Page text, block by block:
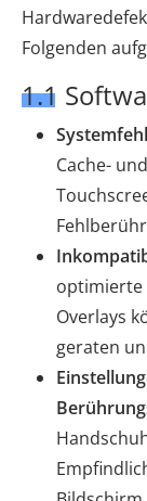
Folgenden
1.1
Cache-
optimierte
Overlays
geraten